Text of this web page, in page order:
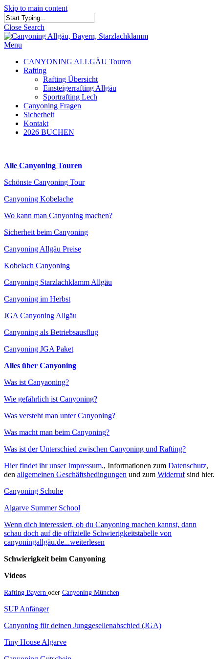
Skip to main content
Close Search
Menu
CANYONING ALLGÄU Touren
Rafting
Rafting Übersicht
Einsteigerrafting Allgäu
Sportrafting Lech
Canyoning Fragen
Sicherheit
Kontakt
2026 BUCHEN
Alle Canyoning Touren
Schönste Canyoning Tour
Canyoning Kobelache
Wo kann man Canyoning machen?
Sicherheit beim Canyoning
Canyoning Allgäu Preise
Kobelach Canyoning
Canyoning Starzlachklamm Allgäu
Canyoning im Herbst
JGA Canyoning Allgäu
Canyoning als Betriebsausflug
Canyoning JGA Paket
Alles über Canyoning
Was ist Canyaoning?
Wie gefährlich ist Canyoning?
Was versteht man unter Canyoning?
Was macht man beim Canyoning?
Was ist der Unterschied zwischen Canyoning und Rafting?
Hier findet ihr unser Impressum., Informationen zum Datenschutz,
den allgemeinen Geschäftsbedingungen und zum Widerrufsind hier.
Canyoning Schuhe
Algarve Summer School
Wenn dich interessiert, ob du Canyoning machen kannst, dann
schau doch auf die offizielle Schwierigkeitstabelle von
canyoningallgäu.de...weiterlesen
Schwierigkeit beim Canyoning
Videos
Rafting Bayern oder Canyoning München
SUP Anfänger
Canyoning für deinen Junggesellenabschied (JGA)
Tiny House Algarve